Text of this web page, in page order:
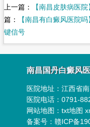
上一篇： 【南昌皮肤病医
篇：
【南昌有白癜风医院
键信号
南昌国丹白癜风
医院地址：江西省
医院电话：0791-
网站地图：txt地图
备案号：赣ICP备